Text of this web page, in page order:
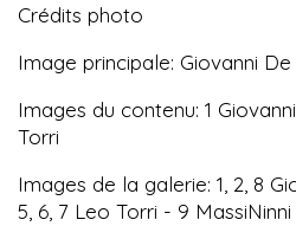
Crédits photo
Image principale: Giovanni De
Images du contenu: 1
Torri
Images de la galerie: 1, 2, 8
5, 6, 7 Leo Torri - 9 MassiNinni